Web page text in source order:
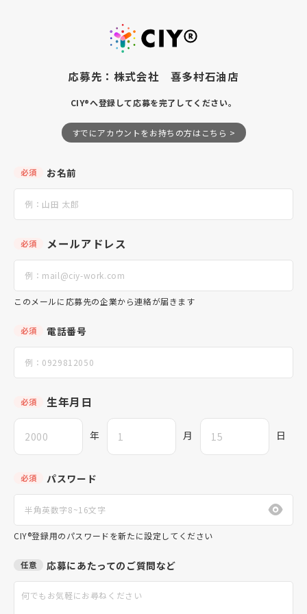
応募先：株式会社 喜多村石油店
CIY®へ登録して応募を完了してください。
すでにアカウントをお持ちの方はこちら >
必須 お名前
必須 メールアドレス
このメールに応募先の企業から連絡が届きます
必須 電話番号
必須 生年月日
年 月 日
必須 パスワード
CIY®登録用のパスワードを新たに設定してください
任意 応募にあたってのご質問など